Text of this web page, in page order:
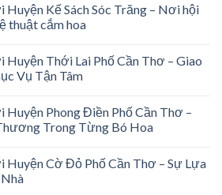
Huyện Kế Sách Sóc Trăng – Nơi hội
thuật cắm hoa
Huyện Thới Lai Phố Cần Thơ – Giao
Vụ Tận Tâm
Huyện Phong Điền Phố Cần Thơ –
Trong Từng Bó Hoa
Huyện Cờ Đỏ Phố Cần Thơ – Sự Lựa